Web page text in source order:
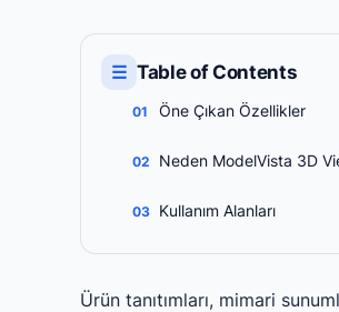
☰ Table of Contents
Öne Çıkan Özellikler
Neden ModelVista 3D
Kullanım Alanları
Ürün tanıtımları, mimari